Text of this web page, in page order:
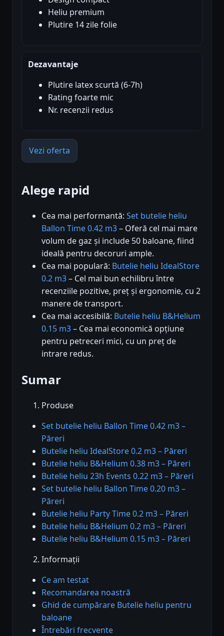
Heliu premium
Plutire 14 zile folie
Dezavantaje
Plutire latex scurtă (6-7h)
Rating foarte mic
Nr. recenzii redus
Vezi oferta
Alege rapid
Cea mai performantă: Set butelie heliu
Ballon Time 0.42 m3– Oferă cel mai mare
volum de gaz și include 50 baloane, fiind
ideală pentru decoruri ample.
Cea mai populară: Butelie heliu IdealStore
0.2 m3– Cel mai bun echilibru între
recenziile pozitive, preț și ergonomie, cu 2
manere de transport.
Cea mai accesibilă: Butelie heliu B&Helium
0.15 m3– Cea mai economică opțiune
pentru petreceri mici, cu un preț de
intrare redus.
Sumar
Produse
Set butelie heliu Ballon Time 0.42 m3 –
Păreri
Butelie heliu IdealStore 0.2 m3 – Păreri
Butelie heliu B&Helium 0.38 m3 – Păreri
Butelie heliu 23h Events 0.22 m3 – Păreri
Set butelie heliu Ballon Time 0.20 m3 –
Păreri
Butelie heliu Party Time 0.2 m3 – Păreri
Butelie heliu B&Helium 0.2 m3 – Păreri
Butelie heliu B&Helium 0.15 m3 – Păreri
Informații
Ce am testat
Recomandarea noastră
Ghid de cumpărare Butelie heliu pentru
baloane
Întrebări frecvente